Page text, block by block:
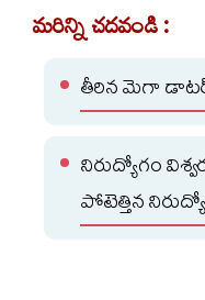
మరిన్ని చదవండి :
తీరిన మెగా
నిరుద్యోగం
పోటెత్తిన